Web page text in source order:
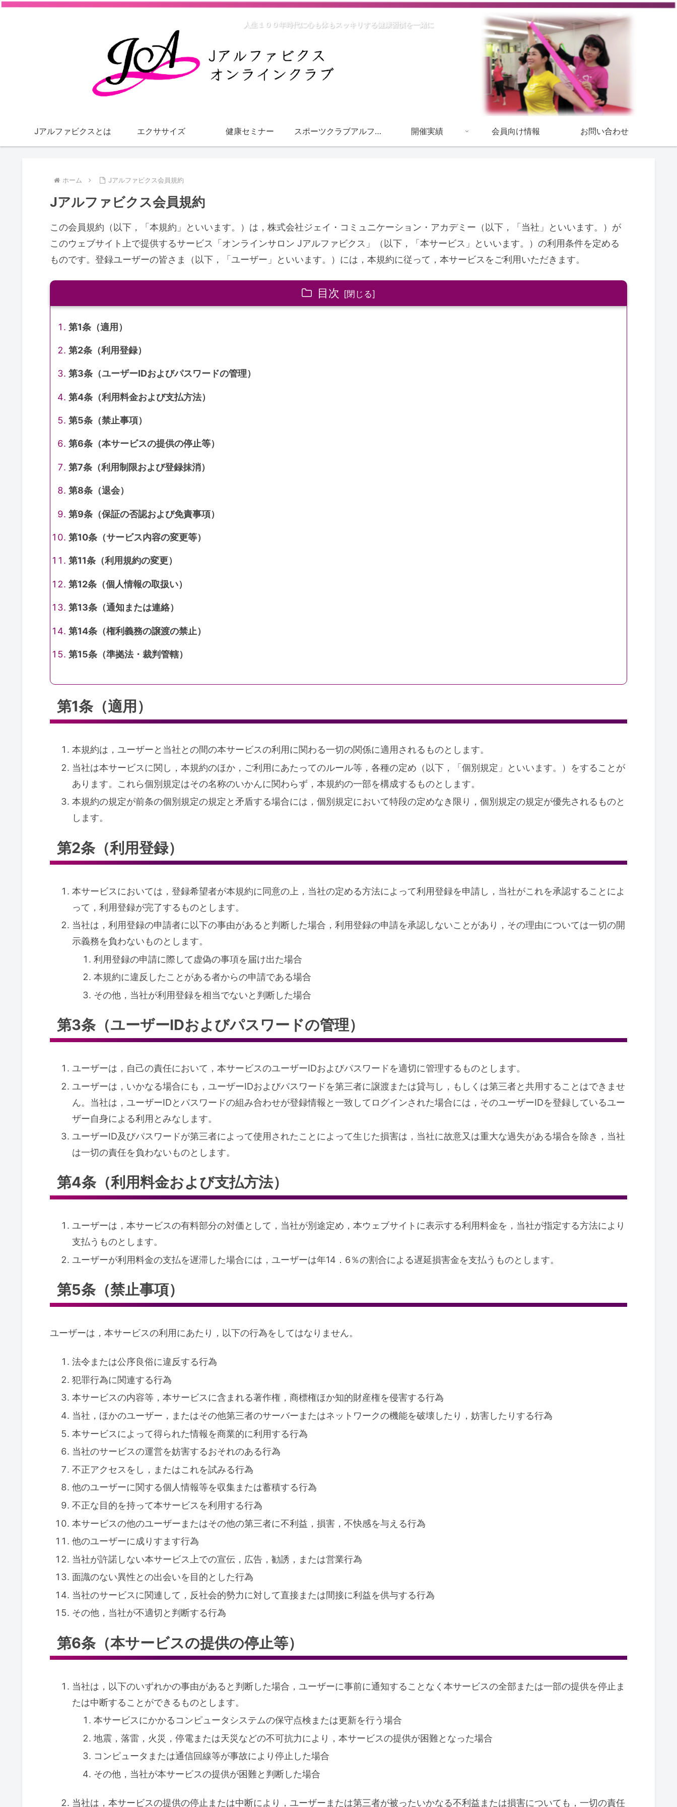
人生１００年時代に心も体もスッキリする健康習慣を一緒に
Jアルファビクスとは エクササイズ 健康セミナー スポーツクラブアルファ 開催実績 会員向け情報 お問い合わせ
ホーム Jアルファビクス会員規約
Jアルファビクス会員規約
この会員規約（以下，「本規約」といいます。）は，株式会社ジェイ・コミュニケーション・アカデミー（以下，「当社」といいます。）が
このウェブサイト上で提供するサービス「オンラインサロン Jアルファビクス」（以下，「本サービス」といいます。）の利用条件を定める
ものです。登録ユーザーの皆さま（以下，「ユーザー」といいます。）には，本規約に従って，本サービスをご利用いただきます。
目次
第1条（適用）
第2条（利用登録）
第3条（ユーザーIDおよびパスワードの管理）
第4条（利用料金および支払方法）
第5条（禁止事項）
第6条（本サービスの提供の停止等）
第7条（利用制限および登録抹消）
第8条（退会）
第9条（保証の否認および免責事項）
第10条（サービス内容の変更等）
第11条（利用規約の変更）
第12条（個人情報の取扱い）
第13条（通知または連絡）
第14条（権利義務の譲渡の禁止）
第15条（準拠法・裁判管轄）
第1条（適用）
本規約は，ユーザーと当社との間の本サービスの利用に関わる一切の関係に適用されるものとします。
当社は本サービスに関し，本規約のほか，ご利用にあたってのルール等，各種の定め（以下，「個別規定」といいます。）をすることが
あります。これら個別規定はその名称のいかんに関わらず，本規約の一部を構成するものとします。
本規約の規定が前条の個別規定の規定と矛盾する場合には，個別規定において特段の定めなき限り，個別規定の規定が優先されるものと
します。
第2条（利用登録）
本サービスにおいては，登録希望者が本規約に同意の上，当社の定める方法によって利用登録を申請し，当社がこれを承認することによ
って，利用登録が完了するものとします。
当社は，利用登録の申請者に以下の事由があると判断した場合，利用登録の申請を承認しないことがあり，その理由については一切の開
示義務を負わないものとします。
利用登録の申請に際して虚偽の事項を届け出た場合
本規約に違反したことがある者からの申請である場合
その他，当社が利用登録を相当でないと判断した場合
第3条（ユーザーIDおよびパスワードの管理）
ユーザーは，自己の責任において，本サービスのユーザーIDおよびパスワードを適切に管理するものとします。
ユーザーは，いかなる場合にも，ユーザーIDおよびパスワードを第三者に譲渡または貸与し，もしくは第三者と共用することはできませ
ん。当社は，ユーザーIDとパスワードの組み合わせが登録情報と一致してログインされた場合には，そのユーザーIDを登録しているユー
ザー自身による利用とみなします。
ユーザーID及びパスワードが第三者によって使用されたことによって生じた損害は，当社に故意又は重大な過失がある場合を除き，当社
は一切の責任を負わないものとします。
第4条（利用料金および支払方法）
ユーザーは，本サービスの有料部分の対価として，当社が別途定め，本ウェブサイトに表示する利用料金を，当社が指定する方法により
支払うものとします。
ユーザーが利用料金の支払を遅滞した場合には，ユーザーは年14．6％の割合による遅延損害金を支払うものとします。
第5条（禁止事項）
ユーザーは，本サービスの利用にあたり，以下の行為をしてはなりません。
法令または公序良俗に違反する行為
犯罪行為に関連する行為
本サービスの内容等，本サービスに含まれる著作権，商標権ほか知的財産権を侵害する行為
当社，ほかのユーザー，またはその他第三者のサーバーまたはネットワークの機能を破壊したり，妨害したりする行為
本サービスによって得られた情報を商業的に利用する行為
当社のサービスの運営を妨害するおそれのある行為
不正アクセスをし，またはこれを試みる行為
他のユーザーに関する個人情報等を収集または蓄積する行為
不正な目的を持って本サービスを利用する行為
本サービスの他のユーザーまたはその他の第三者に不利益，損害，不快感を与える行為
他のユーザーに成りすます行為
当社が許諾しない本サービス上での宣伝，広告，勧誘，または営業行為
面識のない異性との出会いを目的とした行為
当社のサービスに関連して，反社会的勢力に対して直接または間接に利益を供与する行為
その他，当社が不適切と判断する行為
第6条（本サービスの提供の停止等）
当社は，以下のいずれかの事由があると判断した場合，ユーザーに事前に通知することなく本サービスの全部または一部の提供を停止ま
たは中断することができるものとします。
本サービスにかかるコンピュータシステムの保守点検または更新を行う場合
地震，落雷，火災，停電または天災などの不可抗力により，本サービスの提供が困難となった場合
コンピュータまたは通信回線等が事故により停止した場合
その他，当社が本サービスの提供が困難と判断した場合
当社は，本サービスの提供の停止または中断により，ユーザーまたは第三者が被ったいかなる不利益または損害についても，一切の責任